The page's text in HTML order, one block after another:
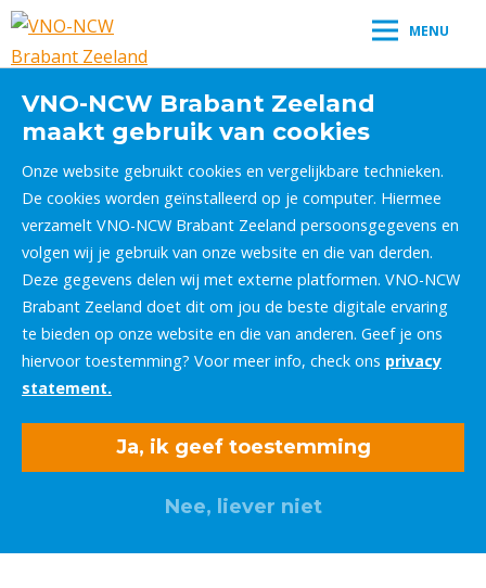
MENU
VNO-NCW Brabant Zeeland
maakt gebruik van cookies
Onze website gebruikt cookies en vergelijkbare technieken.
De cookies worden geïnstalleerd op je computer. Hiermee
verzamelt VNO-NCW Brabant Zeeland persoonsgegevens en
volgen wij je gebruik van onze website en die van derden.
Deze gegevens delen wij met externe platformen. VNO-NCW
Brabant Zeeland doet dit om jou de beste digitale ervaring
te bieden op onze website en die van anderen. Geef je ons
hiervoor toestemming? Voor meer info, check ons privacy
statement.
Ja, ik geef toestemming
Nee, liever niet